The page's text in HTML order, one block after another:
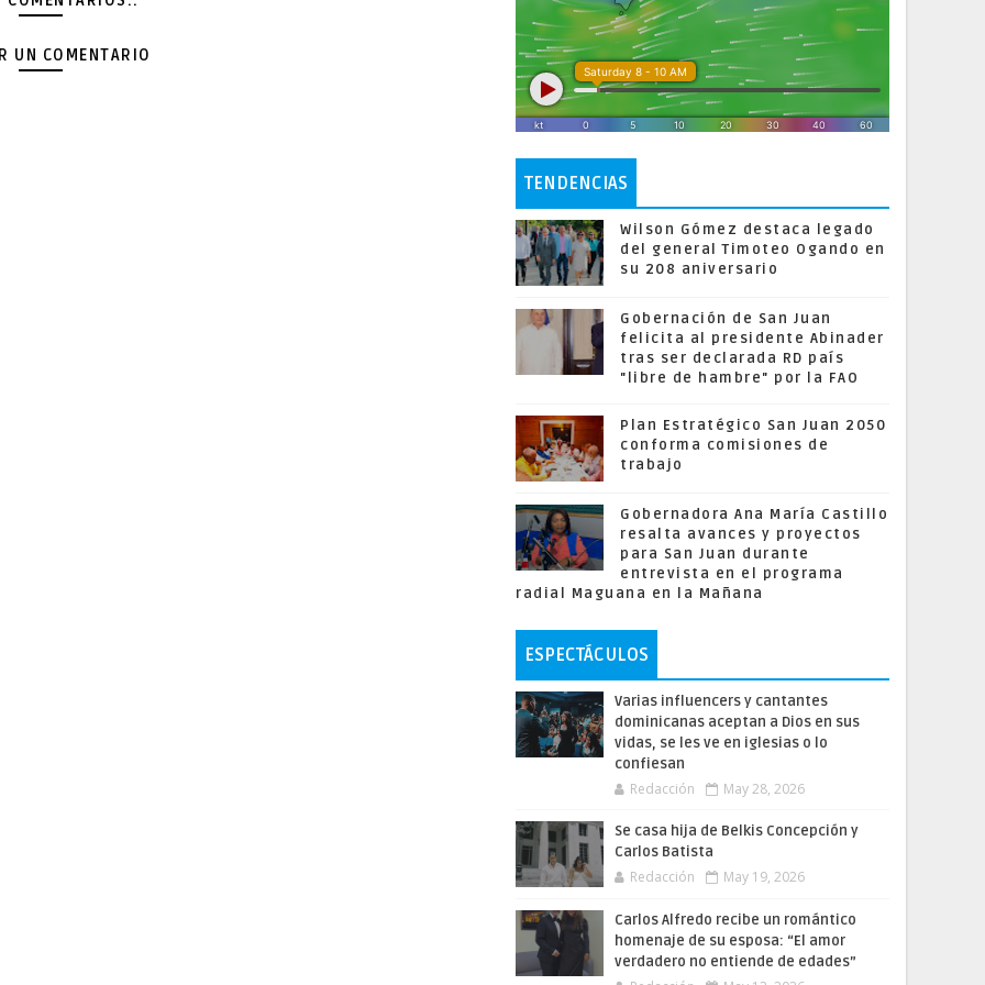
UN COMENTARIO
TENDENCIAS
Wilson Gómez destaca legado
del general Timoteo Ogando en
su 208 aniversario
Gobernación de San Juan
felicita al presidente Abinader
tras ser declarada RD país
"libre de hambre" por la FAO
Plan Estratégico San Juan 2050
conforma comisiones de
trabajo
Gobernadora Ana María Castillo
resalta avances y proyectos
para San Juan durante
entrevista en el programa
radial Maguana en la Mañana
ESPECTÁCULOS
Varias influencers y cantantes
dominicanas aceptan a Dios en sus
vidas, se les ve en iglesias o lo
confiesan
Redacción May 28, 2026
Se casa hija de Belkis Concepción y
Carlos Batista
Redacción May 19, 2026
Carlos Alfredo recibe un romántico
homenaje de su esposa: “El amor
verdadero no entiende de edades”